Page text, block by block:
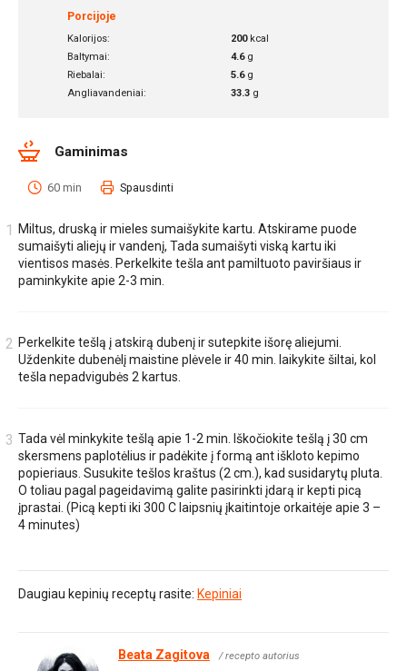
Porcijoje
Kalorijos: 200kcal
Baltymai:
4.6g
Riebalai:
5.6g
Angliavandeniai:
33.3 g
Gaminimas
60 min Spausdinti
Miltus, druską ir mieles sumaišykite kartu. Atskirame puode
sumaišyti aliejų ir vandenį, Tada sumaišyti viską kartu iki
vientisos masės. Perkelkite tešla ant pamiltuoto paviršiaus ir
paminkykite apie 2-3 min.
Perkelkite tešlą į atskirą dubenį ir sutepkite išorę aliejumi.
Uždenkite dubenėlį maistine plėvele ir 40 min. laikykite šiltai, kol
tešla nepadvigubės 2 kartus.
Tada vėl minkykite tešlą apie 1-2 min. Iškočiokite tešlą į 30 cm
skersmens paplotėlius ir padėkite į formą ant iškloto kepimo
popieriaus. Susukite tešlos kraštus (2 cm.), kad susidarytų pluta.
O toliau pagal pageidavimą galite pasirinkti įdarą ir kepti picą
įprastai. (Picą kepti iki 300 C laipsnių įkaitintoje orkaitėje apie 3 –
4 minutes)
Daugiau kepinių receptų rasite: Kepiniai
Beata Zagitova / recepto autorius